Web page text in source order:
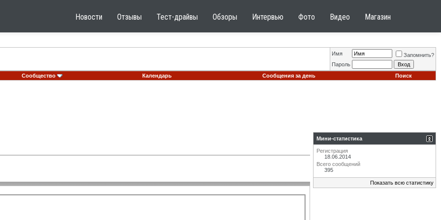
Новости Отзывы Тест-драйвы Обзоры Интервью Фото Видео Магазин
Имя
Запомнить?
Пароль
Сообщество
Календарь Сообщения за день Поиск
Мини-статистика
Регистрация
18.06.2014
Всего сообщений
395
Показать всю статистику